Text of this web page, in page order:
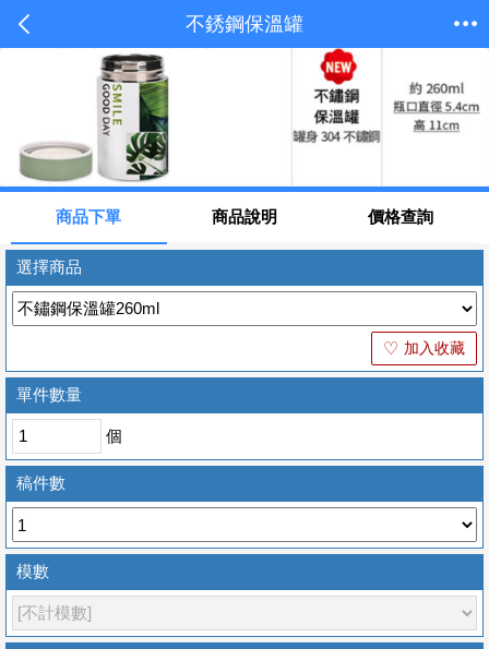
不銹鋼保溫罐
商品下單 商品說明 價格查詢
選擇商品
♡ 加入收藏
單件數量
個
稿件數
模數